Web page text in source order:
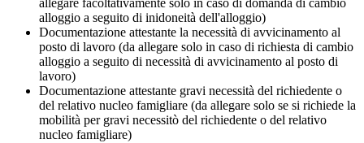
allegare facoltativamente solo in caso di domanda di cambio
alloggio a seguito di inidoneità dell'alloggio)
Documentazione attestante la necessità di avvicinamento al
posto di lavoro (da allegare solo in caso di richiesta di cambio
alloggio a seguito di necessità di avvicinamento al posto di
lavoro)
Documentazione attestante gravi necessità del richiedente o
del relativo nucleo famigliare (da allegare solo se si richiede la
mobilità per gravi necessitò del richiedente o del relativo
nucleo famigliare)